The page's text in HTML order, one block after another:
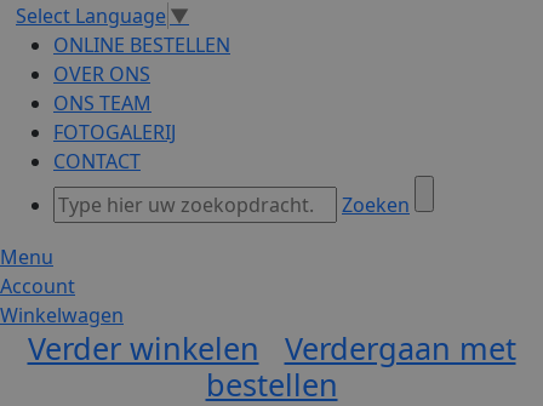
Select Language▼
ONLINE BESTELLEN
OVER ONS
ONS TEAM
FOTOGALERIJ
CONTACT
Zoeken
Menu
Account
Winkelwagen
Verder winkelen
Verdergaan met
bestellen